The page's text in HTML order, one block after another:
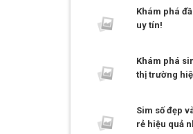
Khám phá
uy tín!
Khám phá
thị trường
Sim số đẹp
rẻ hiệu quả